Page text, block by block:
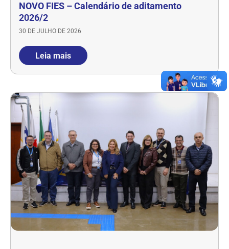
NOVO FIES – Calendário de aditamento
2026/2
30 DE JULHO DE 2026
Leia mais